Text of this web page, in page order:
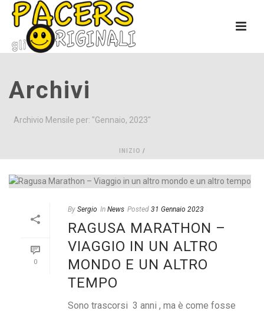
Archivi
Archivio Mensile per: "Gennaio, 2023"
INIZIO /
0
By Sergio In News Posted 31 Gennaio 2023
RAGUSA MARATHON –
VIAGGIO IN UN ALTRO
MONDO E UN ALTRO
TEMPO
Sono trascorsi 3 anni , ma è come fosse